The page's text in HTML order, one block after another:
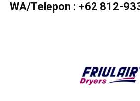
WA/Telepon : +62 812-